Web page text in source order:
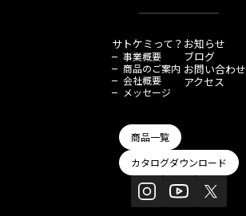
サトケミって？
事業概要
商品のご案内
会社概要
メッセージ
お知らせ
ブログ
お問い合わせ
アクセス
商品一覧
カタログダウンロード